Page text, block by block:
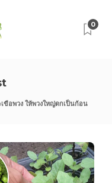
0
ขือพวง ให้พวงใหญ่ดกเป็นก้อน